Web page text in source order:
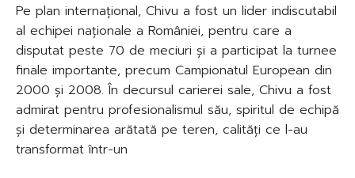
Pe plan internațional, Chivu a fost un lider indiscutabil
al echipei naționale a României, pentru care a
disputat peste 70 de meciuri și a participat la turnee
finale importante, precum Campionatul European din
2000 și 2008. În decursul carierei sale, Chivu a fost
admirat pentru profesionalismul său, spiritul de echipă
și determinarea arătată pe teren, calități ce l-au
transformat într-un